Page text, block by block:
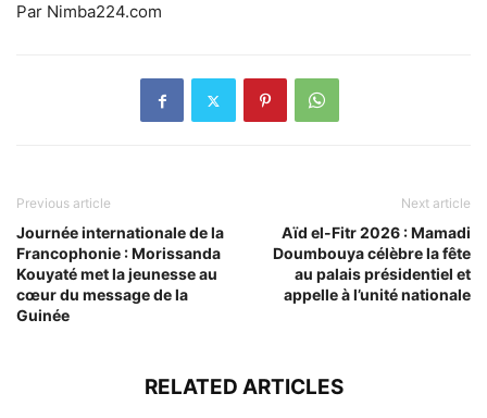
Par Nimba224.com
Previous article
Journée internationale de la
Francophonie : Morissanda
Kouyaté met la jeunesse au
cœur du message de la
Guinée
Next article
Aïd el-Fitr 2026 : Mamadi
Doumbouya célèbre la fête
au palais présidentiel et
appelle à l’unité nationale
RELATED ARTICLES